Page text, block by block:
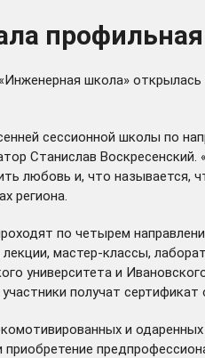
школа»
сессионной школы по
Станислав
любовь и, что называется,
региона.
по четырем
мастер-классы,
университета и
получат сертификат
и